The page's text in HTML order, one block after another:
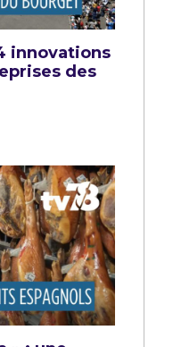
innovations
des